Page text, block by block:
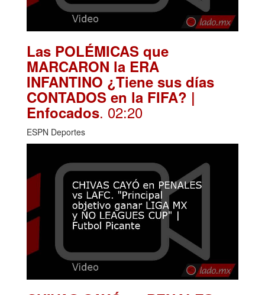
Las POLÉMICAS que
MARCARON la ERA
INFANTINO ¿Tiene sus días
CONTADOS en la FIFA? |
Enfocados. 02:20
ESPN Deportes